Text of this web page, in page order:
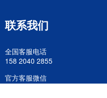
联系我们
全国客服电话
158 2040 2855
官方客服微信